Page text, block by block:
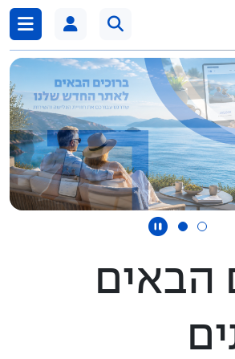
הבאים